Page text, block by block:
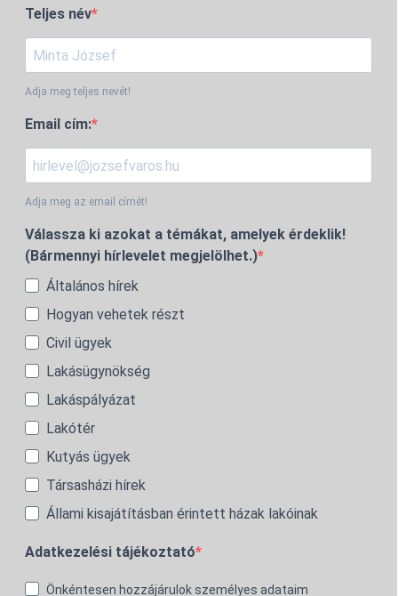
Teljes név
Adja meg teljes nevét!
Email cím:
Adja meg az email címét!
Válassza ki azokat a témákat, amelyek érdeklik!
(Bármennyi hírlevelet megjelölhet.)
Általános hírek
Hogyan vehetek részt
Civil ügyek
Lakásügynökség
Lakáspályázat
Lakótér
Kutyás ügyek
Társasházi hírek
Állami kisajátításban érintett házak lakóinak
Adatkezelési tájékoztató
Önkéntesen hozzájárulok személyes adataim